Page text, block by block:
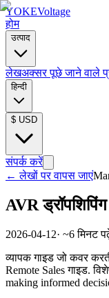
YOKEVoltage
होम
उत्पाद
लेखअक्सर पूछे जाने वाले
हिन्दी
$ USD
संपर्क करें
←लेखों पर वापस जाएं
AVR ड्रॉपशिपिंग
2026-04-12· ~6 मिनट
व्यापक गाइड जो कवर
Remote Sales गाइड.
making informed